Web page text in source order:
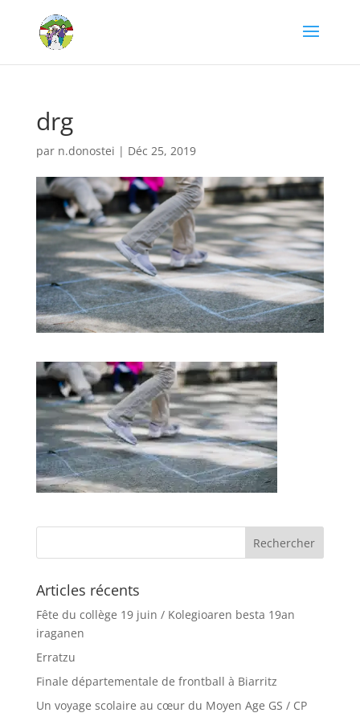
drg
par n.donostei | Déc 25, 2019
Articles récents
Fête du collège 19 juin / Kolegioaren besta 19an
iraganen
Erratzu
Finale départementale de frontball à Biarritz
Un voyage scolaire au cœur du Moyen Age GS / CP